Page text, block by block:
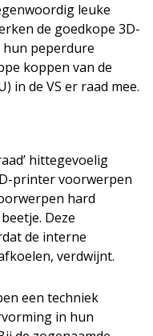
leuke
de goedkope 3D-
peperdure
koppen van de
in de VS er raad mee.
hittegevoelig
printer voorwerpen
hard
Deze
de interne
verdwijnt.
een techniek
in hun